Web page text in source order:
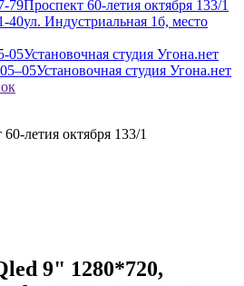
79Проспект 60-летия октября 133/1
40ул. Индустриальная 1б, место
05Установочная студия Угона.нет
Установочная студия Угона.нет
летия октября 133/1
9" 1280*720,